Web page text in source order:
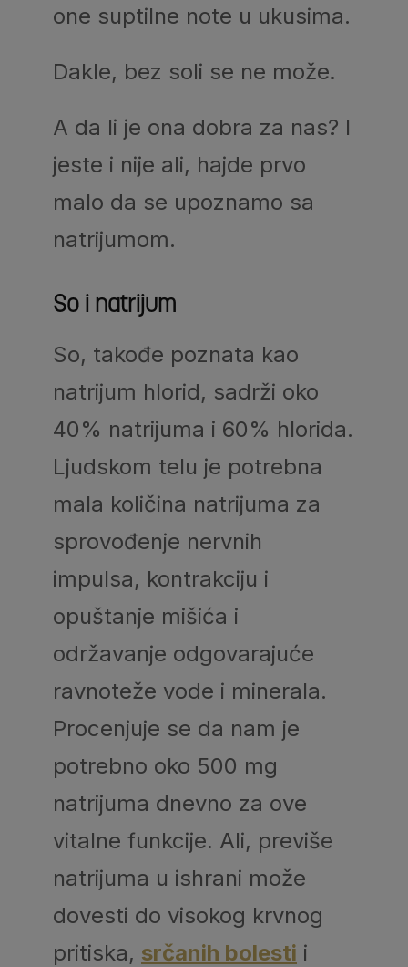
one suptilne note u ukusima.
Dakle, bez soli se ne može.
A da li je ona dobra za nas? I
jeste i nije ali, hajde prvo
malo da se upoznamo sa
natrijumom.
So i natrijum
So, takođe poznata kao
natrijum hlorid, sadrži oko
40% natrijuma i 60% hlorida.
Ljudskom telu je potrebna
mala količina natrijuma za
sprovođenje nervnih
impulsa, kontrakciju i
opuštanje mišića i
održavanje odgovarajuće
ravnoteže vode i minerala.
Procenjuje se da nam je
potrebno oko 500 mg
natrijuma dnevno za ove
vitalne funkcije. Ali, previše
natrijuma u ​​ishrani može
dovesti do visokog krvnog
pritiska, srčanih bolesti i